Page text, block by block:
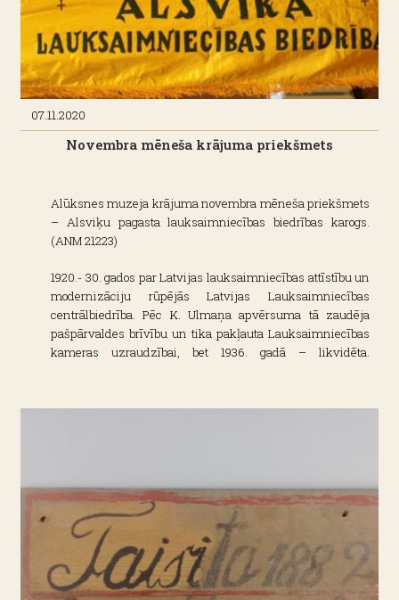
07.11.2020
Novembra mēneša krājuma priekšmets
Alūksnes muzeja krājuma novembra mēneša priekšmets
– Alsviķu pagasta lauksaimniecības biedrības karogs.
(ANM 21223)
1920.- 30. gados par Latvijas lauksaimniecības attīstību un
modernizāciju rūpējās Latvijas Lauksaimniecības
centrālbiedrība. Pēc K. Ulmaņa apvērsuma tā zaudēja
pašpārvaldes brīvību un tika pakļauta Lauksaimniecības
kameras uzraudzībai, bet 1936. gadā – likvidēta.
par lauksaimniecības biedrību dibināšanu katrā pagastā,
mājturības. Faktiski katrā pagastā tika izveidota neliela
lauksaimniecības kameras filiāle.
Alsviķu pagasta lauksaimniecības biedrības svinīgā
atkāšana.